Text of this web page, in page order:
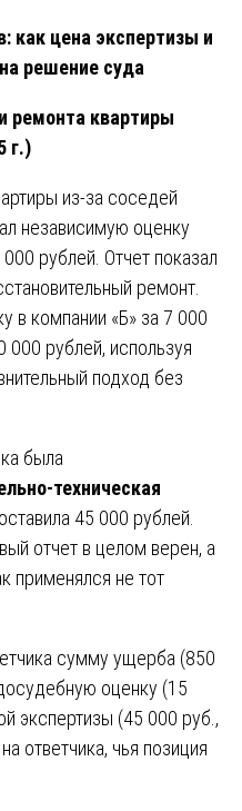
как цена экспертизы и
решение суда
ремонта квартиры
г.)
из-за соседей
независимую оценку
рублей. Отчет показал
ремонт.
в компании «Б» за 7 000
000 рублей, используя
подход без
была
техническая
45 000 рублей.
отчет в целом верен, а
применялся не тот
сумму ущерба (850
оценку (15
экспертизы (45 000 руб.,
ответчика, чья позиция